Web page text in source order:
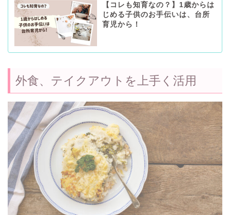
【コレも知育なの？】1歳からは
じめる子供のお手伝いは、台所
育児から！
外食、テイクアウトを上手く活用